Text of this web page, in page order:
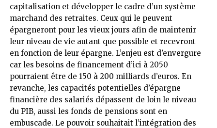
capitalisation et développer le cadre d’un système
marchand des retraites. Ceux qui le peuvent
épargneront pour les vieux jours afin de maintenir
leur niveau de vie autant que possible et recevront
en fonction de leur épargne. L’enjeu est d’envergure
car les besoins de financement d’ici à 2050
pourraient être de 150 à 200 milliards d’euros. En
revanche, les capacités potentielles d’épargne
financière des salariés dépassent de loin le niveau
du PIB, aussi les fonds de pensions sont en
embuscade. Le pouvoir souhaitait l’intégration des